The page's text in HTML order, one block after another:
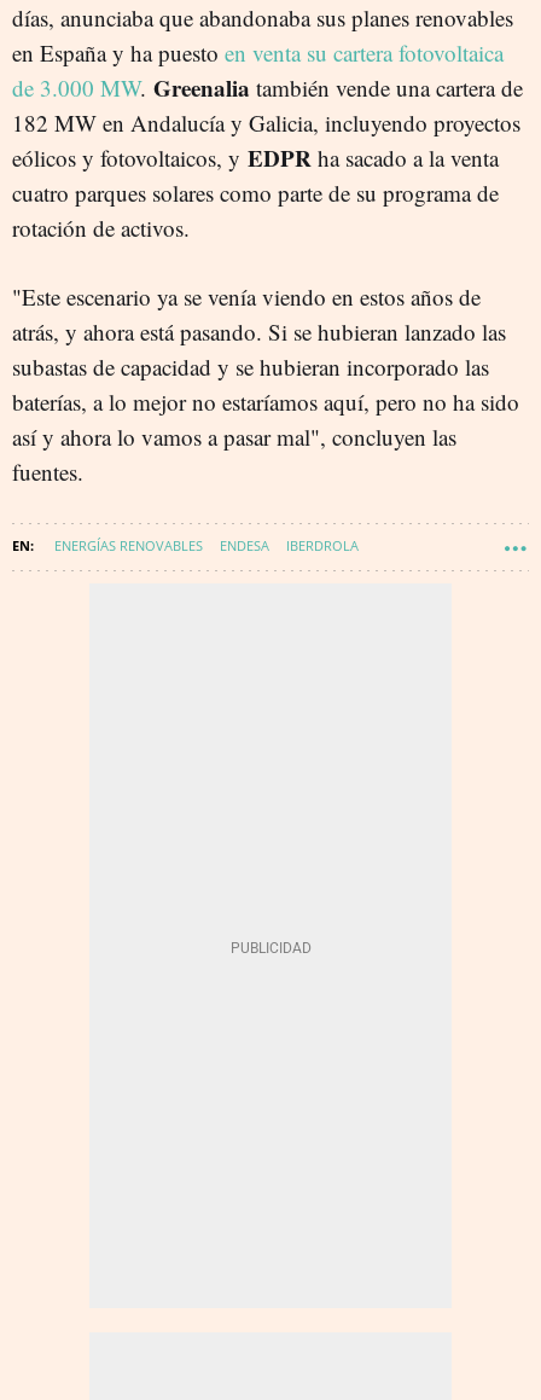
días, anunciaba que abandonaba sus planes renovables
en España y ha puesto en venta su cartera fotovoltaica
de 3.000 MW. Greenalia también vende una cartera de
182 MW en Andalucía y Galicia, incluyendo proyectos
eólicos y fotovoltaicos, y EDPR ha sacado a la venta
cuatro parques solares como parte de su programa de
rotación de activos.
"Este escenario ya se venía viendo en estos años de
atrás, y ahora está pasando. Si se hubieran lanzado las
subastas de capacidad y se hubieran incorporado las
baterías, a lo mejor no estaríamos aquí, pero no ha sido
así y ahora lo vamos a pasar mal", concluyen las
fuentes.
ENERGÍAS RENOVABLES ENDESA IBERDROLA